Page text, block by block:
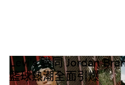
Levi's 聯同 Jordan
籃球熱潮全面引爆